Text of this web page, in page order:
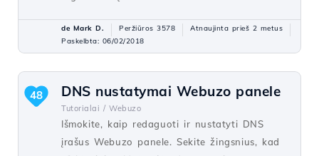
de Mark D. Peržiūros 3578
Atnaujinta prieš 2 metus
Paskelbta: 06/02/2018
DNS nustatymai Webuzo panele
Tutorialai / Webuzo
Išmokite, kaip redaguoti ir nustatyti DNS
įrašus Webuzo panele. Sekite žingsnius, kad
48